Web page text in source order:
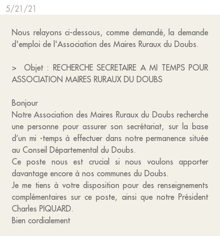
5/21/21
Nous relayons ci-dessous, comme demandé, la demande
d'emploi de l'Association des Maires Ruraux du Doubs.
> Objet : RECHERCHE SECRETAIRE A MI TEMPS POUR
ASSOCIATION MAIRES RURAUX DU DOUBS
Bonjour
Notre Association des Maires Ruraux du Doubs recherche
une personne pour assurer son secrétariat, sur la base
d’un mi -temps à effectuer dans notre permanence située
au Conseil Départemental du Doubs.
Ce poste nous est crucial si nous voulons apporter
davantage encore à nos communes du Doubs.
Je me tiens à votre disposition pour des renseignements
complémentaires sur ce poste, ainsi que notre Président
Charles PIQUARD.
Bien cordialement